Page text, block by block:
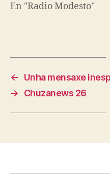
En "Radio Modesto"
←
Unha mensaxe
→
Chuzanews 26